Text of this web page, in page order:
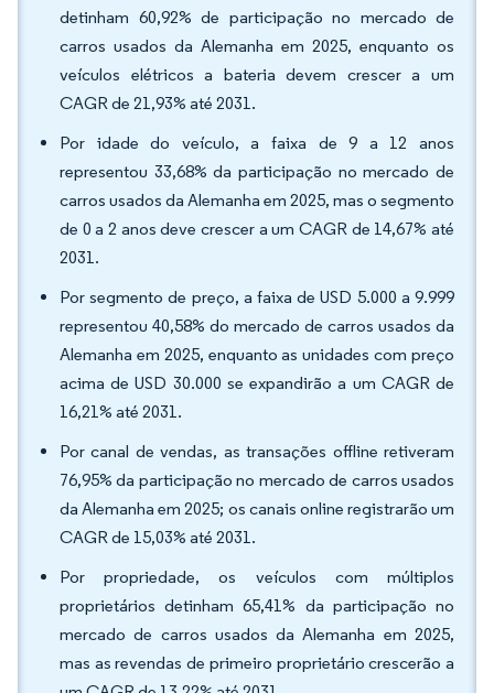
detinham 60,92% de participação no mercado de
carros usados da Alemanha em 2025, enquanto os
veículos elétricos a bateria devem crescer a um
CAGR de 21,93% até 2031.
Por idade do veículo, a faixa de 9 a 12 anos
representou 33,68% da participação no mercado de
carros usados da Alemanha em 2025, mas o segmento
de 0 a 2 anos deve crescer a um CAGR de 14,67% até
2031.
Por segmento de preço, a faixa de USD 5.000 a 9.999
representou 40,58% do mercado de carros usados da
Alemanha em 2025, enquanto as unidades com preço
acima de USD 30.000 se expandirão a um CAGR de
16,21% até 2031.
Por canal de vendas, as transações offline retiveram
76,95% da participação no mercado de carros usados
da Alemanha em 2025; os canais online registrarão um
CAGR de 15,03% até 2031.
Por propriedade, os veículos com múltiplos
proprietários detinham 65,41% da participação no
mercado de carros usados da Alemanha em 2025,
mas as revendas de primeiro proprietário crescerão a